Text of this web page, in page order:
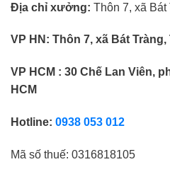
Địa chỉ xưởng: Thôn 7, xã Bát
VP HN: Thôn 7, xã Bát Tràng,
VP HCM : 30 Chế Lan Viên,
HCM
Hotline: 0938 053 012
Mã số thuế: 0316818105